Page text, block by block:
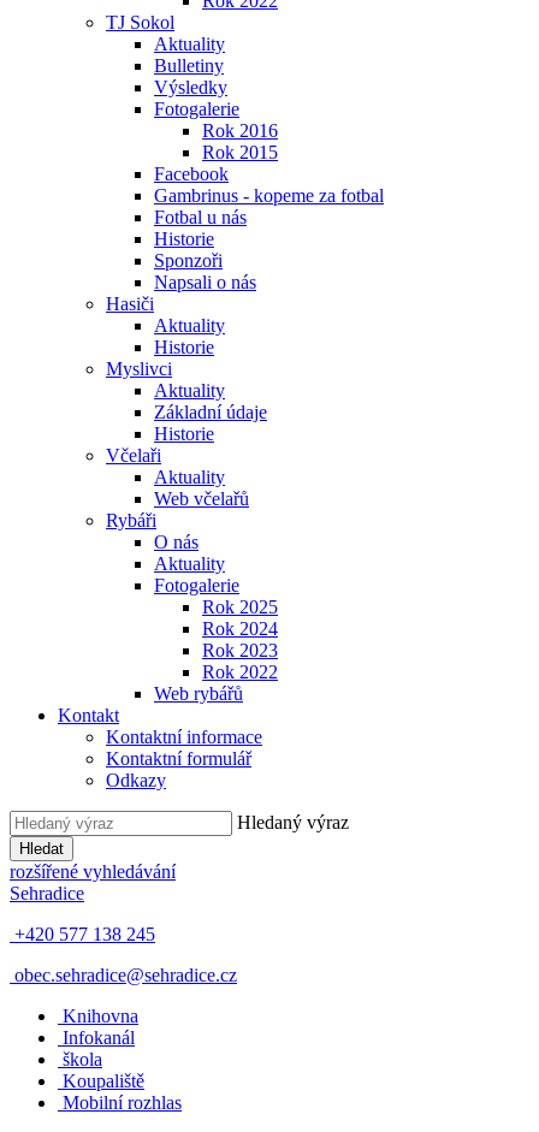
TJ Sokol
Aktuality
Bulletiny
Výsledky
Fotogalerie
Rok 2016
Rok 2015
Facebook
Gambrinus - kopeme za fotbal
Fotbal u nás
Historie
Sponzoři
Napsali o nás
Hasiči
Aktuality
Historie
Myslivci
Aktuality
Základní údaje
Historie
Včelaři
Aktuality
Web včelařů
Rybáři
O nás
Aktuality
Fotogalerie
Rok 2025
Rok 2024
Rok 2023
Rok 2022
Web rybářů
Kontakt
Kontaktní informace
Kontaktní formulář
Odkazy
Hledaný výraz
Hledat
rozšířené vyhledávání
Sehradice
+420 577 138 245
obec.sehradice@sehradice.cz
Knihovna
Infokanál
škola
Koupaliště
Mobilní rozhlas